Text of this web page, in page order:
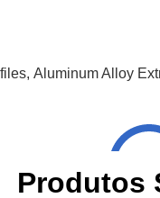
, Aluminum Alloy
Produtos